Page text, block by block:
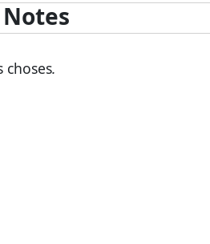
Notes
choses.